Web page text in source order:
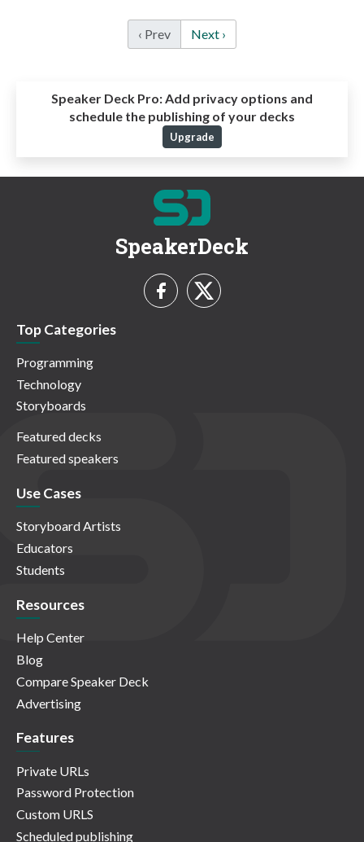
‹ Prev Next ›
Speaker Deck Pro:Add privacy options and
schedule the publishing of your decks
Upgrade
SpeakerDeck
Top Categories
Programming
Technology
Storyboards
Featured decks
Featured speakers
Use Cases
Storyboard Artists
Educators
Students
Resources
Help Center
Blog
Compare Speaker Deck
Advertising
Features
Private URLs
Password Protection
Custom URLS
Scheduled publishing